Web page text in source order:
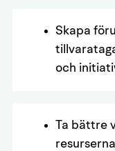
Skapa
och
Ta bättre